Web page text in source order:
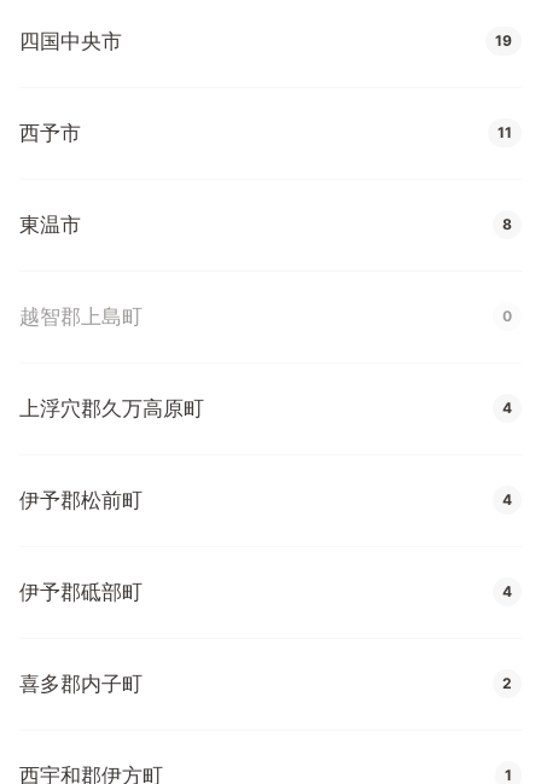
四国中央市 19
西予市 11
東温市 8
越智郡上島町 0
上浮穴郡久万高原町 4
伊予郡松前町 4
伊予郡砥部町 4
喜多郡内子町 2
西宇和郡伊方町 1